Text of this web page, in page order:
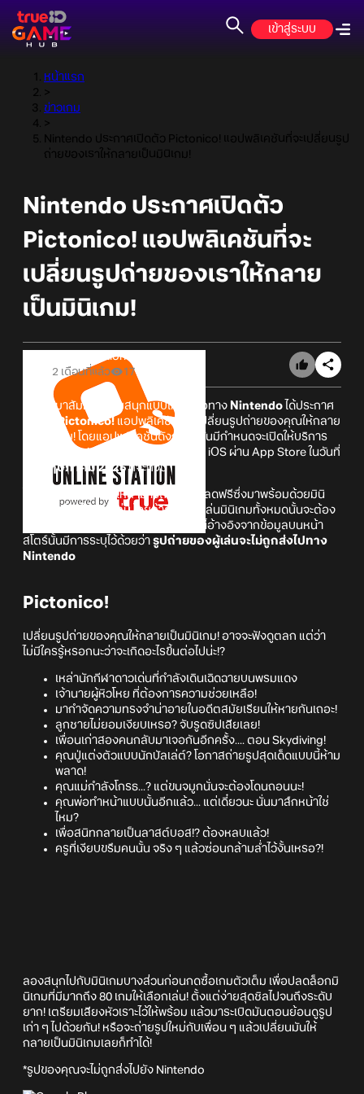
เข้าสู่ระบบ
หน้าแรก
>
ข่าวเกม
>
Nintendo ประกาศเปิดตัว Pictonico! แอปพลิเคชันที่จะเปลี่ยนรูป
ถ่ายของเราให้กลายเป็นมินิเกม!
Nintendo ประกาศเปิดตัว
Pictonico! แอปพลิเคชันที่จะ
เปลี่ยนรูปถ่ายของเราให้กลาย
เป็นมินิเกม!
Online Station
2 เดือนที่แล้ว
17
เตรียมมาสัมผัสความสนุกแบบใหม่! เมื่อทาง Nintendo ได้ประกาศ
Pictonico! แอปพลิเคชันที่จะเปลี่ยนรูปถ่ายของคุณให้กลาย
เป็นมินิเกม! โดยแอปพลิเคชันดังกล่าวนั้นมีกำหนดจะเปิดให้บริการ
บนทั้ง Android ผ่าน Google Play และ iOS ผ่าน App Store ในวันที่
28 พฤษภาคม 2026ที่จะถึงนี้
โดยตัวเกมนั้นจะเปิดให้สามารถดาวน์โหลดฟรีซึ่งมาพร้อมด้วยมินิ
เกมบางส่วนให้ลองเล่น โดยถ้าอยากจะเล่นมินิเกมทั้งหมดนั้นจะต้อง
ทำการซื้อเกมตัวเต็มเพื่อปลดล็อก ทั้งนี้อ้างอิงจากข้อมูลบนหน้า
สโตร์นั้นมีการระบุไว้ด้วยว่า รูปถ่ายของผู้เล่นจะไม่ถูกส่งไปทาง
Nintendo
Pictonico!
เปลี่ยนรูปถ่ายของคุณให้กลายเป็นมินิเกม! อาจจะฟังดูตลก แต่ว่า
ไม่มีใครรู้หรอกนะว่าจะเกิดอะไรขึ้นต่อไปน่ะ!?
เหล่านักกีฬาดาวเด่นที่กำลังเดินเฉิดฉายบนพรมแดง
เจ้านายผู้หิวโหย ที่ต้องการความช่วยเหลือ!
มากำจัดความทรงจำน่าอายในอดีตสมัยเรียนให้หายกันเถอะ!
ลูกชายไม่ยอมเงียบเหรอ? จับรูดซิปเสียเลย!
เพื่อนเก่าสองคนกลับมาเจอกันอีกครั้ง.... ตอน Skydiving!
คุณปู่แต่งตัวแบบนักบัลเล่ต์? โอกาสถ่ายรูปสุดเด็ดแบบนี้ห้าม
พลาด!
คุณแม่กำลังโกรธ...? แต่ขนจมูกนั่นจะต้องโดนถอนนะ!
คุณพ่อทำหน้าแบบนั้นอีกแล้ว... แต่เดี๋ยวนะ นั่นมาส์กหน้าใช่
ไหม?
เพื่อสนิทกลายเป็นลาสต์บอส!? ต้องหลบแล้ว!
ครูที่เงียบขรึมคนนั้น จริง ๆ แล้วซ่อนกล้ามล่ำไว้งั้นเหรอ?!
ลองสนุกไปกับมินิเกมบางส่วนก่อนกดซื้อเกมตัวเต็ม เพื่อปลดล็อกมิ
นิเกมที่มีมากถึง 80 เกมให้เลือกเล่น! ตั้งแต่ง่ายสุดชิลไปจนถึงระดับ
ยาก! เตรียมเสียงหัวเราะไว้ให้พร้อม แล้วมาระเบิดมันตอนย้อนดูรูป
เก่า ๆ ไปด้วยกัน! หรือจะถ่ายรูปใหม่กับเพื่อน ๆ แล้วเปลี่ยนมันให้
กลายเป็นมินิเกมเลยก็ทำได้!
*รูปของคุณจะไม่ถูกส่งไปยัง Nintendo